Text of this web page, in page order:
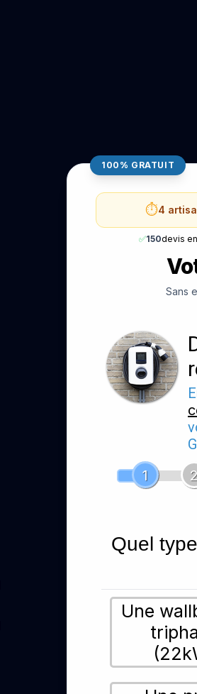
100% GRATUIT
⏱️4
✅150devis
Sans
1
2
Quel
Une